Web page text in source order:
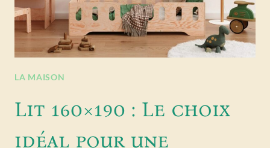
LA MAISON
Lit 160×190 : Le choix
idéal pour une